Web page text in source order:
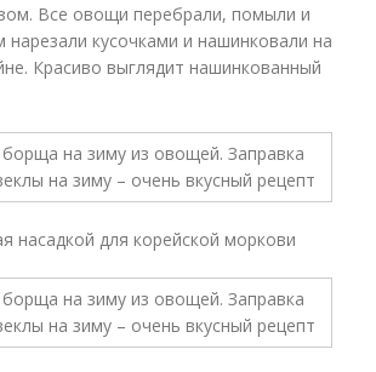
Все овощи перебрали, помыли и
нарезали кусочками и нашинковали на
Красиво выглядит нашинкованный
насадкой для корейской моркови